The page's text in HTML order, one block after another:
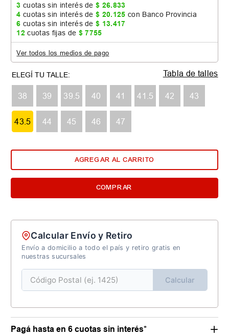
3 cuotas sin interés de$ 26.833
4 cuotas sin interés de$ 20.125 con Banco Provincia
6 cuotas sin interés de$ 13.417
12 cuotas fijas de $ 7755
Ver todos los medios de pago
38 39 39.5 40 41 41.5 42 43
43.5 44 45 46 47
Tabla de talles
AGREGAR AL CARRITO
COMPRAR
Calcular Envío y Retiro
Envío a domicilio a todo el país y retiro gratis en
nuestras sucursales
Calcular
Pagá hasta en 6 cuotas sin interés*